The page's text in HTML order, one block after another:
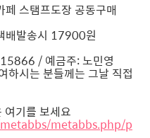
스탬프도장 공동구매
배발송시 17900원
/ 예금주: 노민영
시는 분들께는 그날 직접
여기를 보세요
metabbs.php/p